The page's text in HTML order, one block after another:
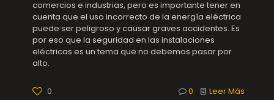
comercios e industrias, pero es importante tener en
cuenta que el uso incorrecto de la energía eléctrica
puede ser peligroso y causar graves accidentes. Es
por eso que la seguridad en las instalaciones
eléctricas es un tema que no debemos pasar por
alto.
0 0 Leer Más